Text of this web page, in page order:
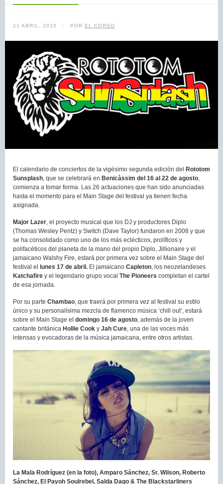
21 ABRIL, 2015 / POR EL CORSO
El calendario de conciertos de la vigésimo segunda edición del Rototom
Sunsplash , que se celebrará en Benicàssim del 16 al 22 de agosto
comienza a tomar forma. Las 26 actuaciones que han sido anunciadas
hasta el momento para el Main Stage del festival ya tienen fecha
asignada.
Major Lazer , el proyecto musical que los DJ y productores Diplo
(Thomas Wesley Pentz) y Switch (Dave Taylor) fundaron en 2008 y que
se ha consolidado como uno de los más eclécticos, prolíficos y
polifacéticos del planeta de la mano del propio Diplo, Jillionaire y el
jamaicano Walshy Fire, estará por primera vez sobre el Main Stage del
festival el lunes 17 de abril. El jamaicano Capleton , los neozelandeses
Katchafire y el legendario grupo vocal The Pioneers completan el cartel
de esa jornada.
Por su parte Chambao , que traerá por primera vez al festival su estilo
único y su personalísima mezcla de flamenco música ‘chill out’, estará
sobre el Main Stage el domingo 16 de agosto , además de la joven
cantante británica Hollie Cook y Jah Cure , una de las voces más
intensas y evocadoras de la música jamaicana, entre otros artistas.
La Mala Rodríguez (en la foto), Amparo Sánchez, Sr. Wilson, Roberto
Sánchez, El Payoh Soulrebel, Salda Dago & The Blackstarliners